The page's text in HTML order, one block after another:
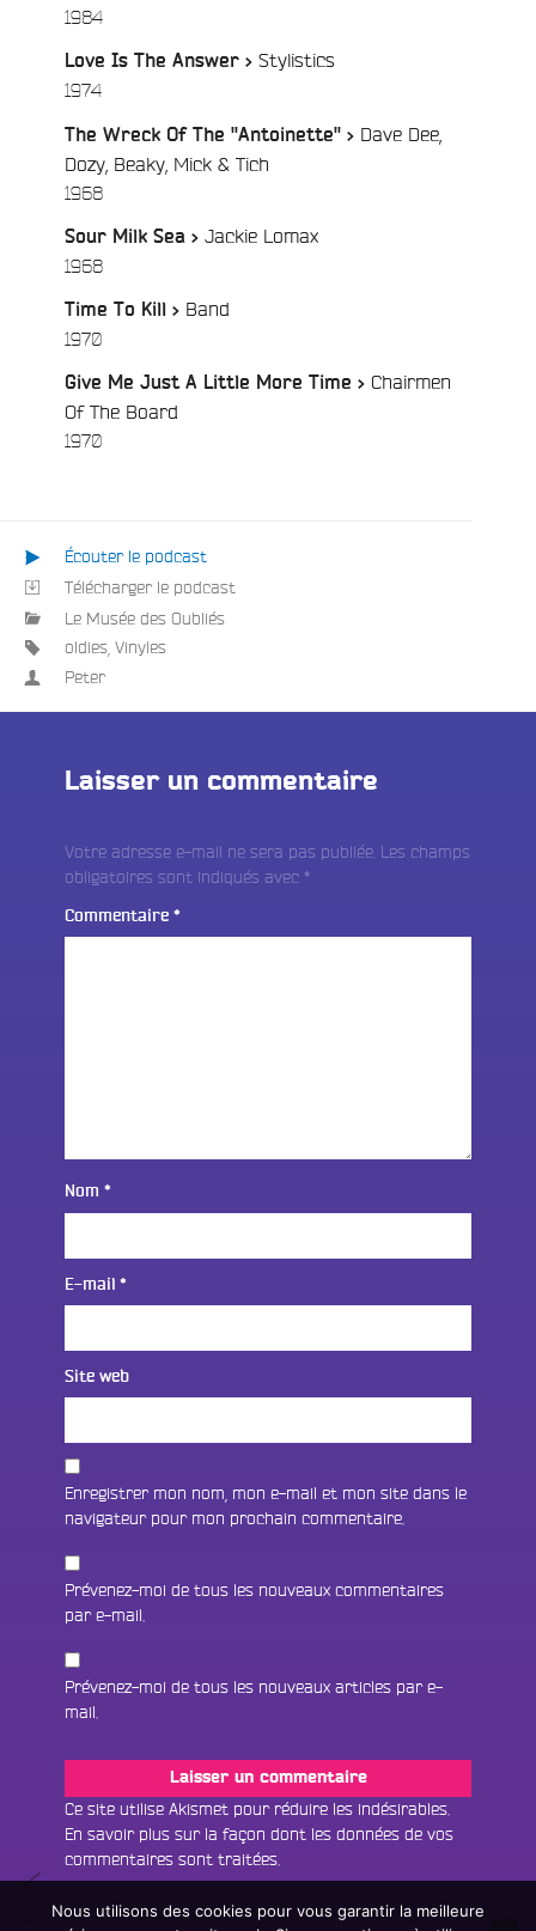
1984/
Love Is The Answer > Stylistics
1974/
The Wreck Of The ''Antoinette'' > Dave Dee,
Dozy, Beaky, Mick & Tich
1968/
Sour Milk Sea > Jackie Lomax
1968/
Time To Kill > Band
1970/
Give Me Just A Little More Time > Chairmen
Of The Board
1970/
Écouter le podcast
Télécharger le podcast
Le Musée des Oubliés
oldies Vinyles
Peter
Laisser un commentaire
Votre adresse e-mail ne sera pas publiée. Les champs
obligatoires sont indiqués avec *
Commentaire *
Nom *
E-mail *
Site web
Enregistrer mon nom, mon e-mail et mon site dans le
navigateur pour mon prochain commentaire.
Prévenez-moi de tous les nouveaux commentaires
par e-mail.
Prévenez-moi de tous les nouveaux articles par e-
mail.
Ce site utilise Akismet pour réduire les indésirables.
En savoir plus sur la façon dont les données de vos
commentaires sont traitées
Navigation
Le
Musée
Écouter le direct
Nous utilisons des cookies pour vous garantir la meilleure